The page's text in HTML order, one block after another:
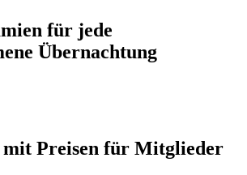
für jede
Übernachtung
mit Preisen für Mitglieder